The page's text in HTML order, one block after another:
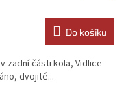
Do košíku
zadní části kola, Vidlice
dvojité...